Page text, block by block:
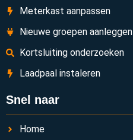
Meterkast aanpassen
Nieuwe groepen aanleggen
Kortsluiting onderzoeken
Laadpaal instaleren
Snel naar
Home